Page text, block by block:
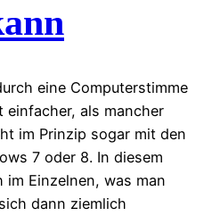
eine Computerstimme
einfacher, als mancher
im Prinzip sogar mit den
7 oder 8. In diesem
im Einzelnen, was man
dann ziemlich